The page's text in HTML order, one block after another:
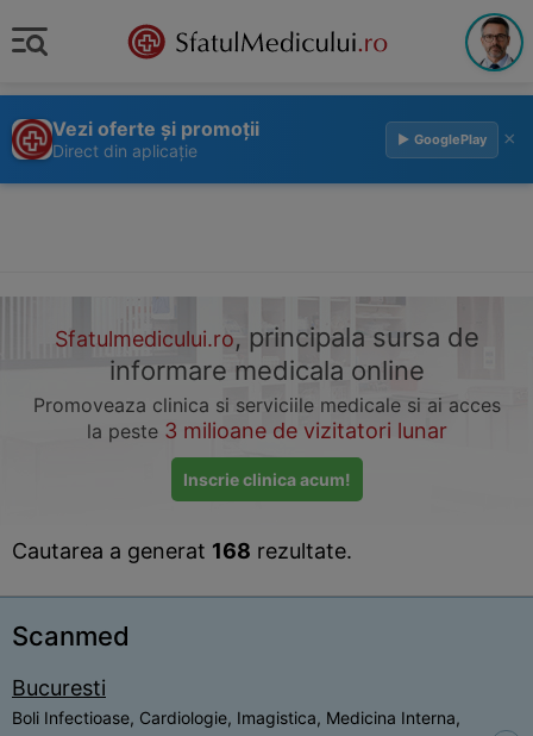
Vezi oferte și promoții
Direct din aplicație
▶ GooglePlay ×
Sfatulmedicului.ro, principala sursa de
informare medicala online
Promoveaza clinica si serviciile medicale si ai acces
la peste 3 milioane de vizitatori lunar
Inscrie clinica acum!
Cautarea a generat 168 rezultate.
Scanmed
Bucuresti
Boli Infectioase, Cardiologie, Imagistica, Medicina Interna,